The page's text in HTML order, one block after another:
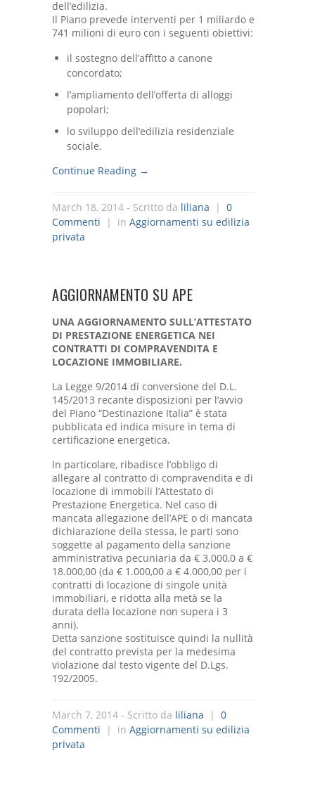
dell’edilizia.
Il Piano prevede interventi per 1 miliardo e
741 milioni di euro con i seguenti obiettivi:
il sostegno dell’affitto a canone
concordato;
l’ampliamento dell’offerta di alloggi
popolari;
lo sviluppo dell’edilizia residenziale
sociale.
Continue Reading →
March 18, 2014 - Scritto da liliana | 0
Commenti | in Aggiornamenti su edilizia
privata
AGGIORNAMENTO SU APE
UNA AGGIORNAMENTO SULL’ATTESTATO
DI PRESTAZIONE ENERGETICA NEI
CONTRATTI DI COMPRAVENDITA E
LOCAZIONE IMMOBILIARE.
La Legge 9/2014 di conversione del D.L.
145/2013 recante disposizioni per l’avvio
del Piano “Destinazione Italia” è stata
pubblicata ed indica misure in tema di
certificazione energetica.
In particolare, ribadisce l’obbligo di
allegare al contratto di compravendita e di
locazione di immobili l’Attestato di
Prestazione Energetica. Nel caso di
mancata allegazione dell’APE o di mancata
dichiarazione della stessa, le parti sono
soggette al pagamento della sanzione
amministrativa pecuniaria da € 3.000,0 a €
18.000,00 (da € 1.000,00 a € 4.000,00 per i
contratti di locazione di singole unità
immobiliari, e ridotta alla metà se la
durata della locazione non supera i 3
anni).
Detta sanzione sostituisce quindi la nullità
del contratto prevista per la medesima
violazione dal testo vigente del D.Lgs.
192/2005.
March 7, 2014 - Scritto da liliana | 0
Commenti | in Aggiornamenti su edilizia
privata